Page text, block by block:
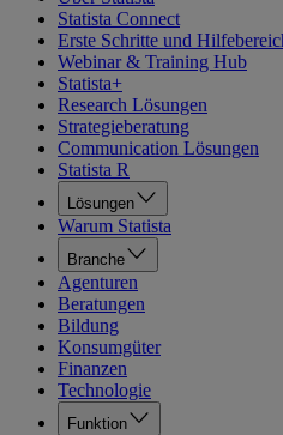
Statista Connect
Erste Schritte und
Webinar & Training Hub
Statista+
Research Lösungen
Strategieberatung
Communication Lösungen
Statista R
Lösungen
Warum Statista
Branche
Agenturen
Beratungen
Bildung
Konsumgüter
Finanzen
Technologie
Funktion